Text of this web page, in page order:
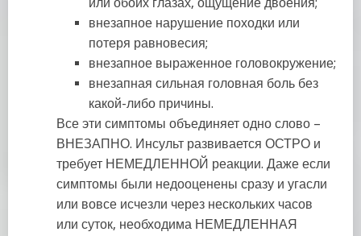
внезапное нарушение походки или
потеря равновесия;
внезапное выраженное головокружение;
внезапная сильная головная боль без
какой-либо причины.
Все эти симптомы объединяет одно слово –
ВНЕЗАПНО. Инсульт развивается ОСТРО и
требует НЕМЕДЛЕННОЙ реакции. Даже если
симптомы были недооценены сразу и угасли
или вовсе исчезли через нескольких часов
или суток, необходима НЕМЕДЛЕННАЯ